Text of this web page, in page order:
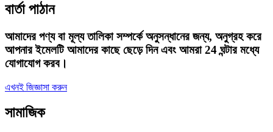
বার্তা পাঠান
আমাদের পণ্য বা মূল্য তালিকা সম্পর্কে অনুসন্ধানের জন্য, অনুগ্রহ করে
আপনার ইমেলটি আমাদের কাছে ছেড়ে দিন এবং আমরা 24 ঘন্টার মধ্যে
যোগাযোগ করব।
এখনই জিজ্ঞাসা করুন
সামাজিক